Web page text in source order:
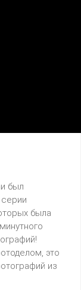
был
была
это
из